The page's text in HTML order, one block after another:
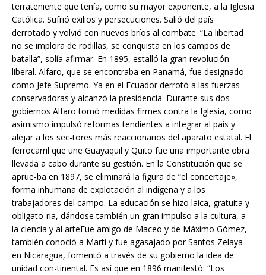
terrateniente que tenía, como su mayor exponente, a la Iglesia
Católica. Sufrió exilios y persecuciones. Salió del país
derrotado y volvió con nuevos bríos al combate. “La libertad
no se implora de rodillas, se conquista en los campos de
batalla”, solía afirmar. En 1895, estalló la gran revolución
liberal. Alfaro, que se encontraba en Panamá, fue designado
como Jefe Supremo. Ya en el Ecuador derrotó a las fuerzas
conservadoras y alcanzó la presidencia. Durante sus dos
gobiernos Alfaro tomó medidas firmes contra la Iglesia, como
asimismo impulsó reformas tendientes a integrar al país y
alejar a los sec-tores más reaccionarios del aparato estatal. El
ferrocarril que une Guayaquil y Quito fue una importante obra
llevada a cabo durante su gestión. En la Constitución que se
aprue-ba en 1897, se eliminará la figura de “el concertaje»,
forma inhumana de explotación al indígena y a los
trabajadores del campo. La educación se hizo laica, gratuita y
obligato-ria, dándose también un gran impulso a la cultura, a
la ciencia y al arteFue amigo de Maceo y de Máximo Gómez,
también conoció a Martí y fue agasajado por Santos Zelaya
en Nicaragua, fomentó a través de su gobierno la idea de
unidad con-tinental. Es así que en 1896 manifestó: “Los